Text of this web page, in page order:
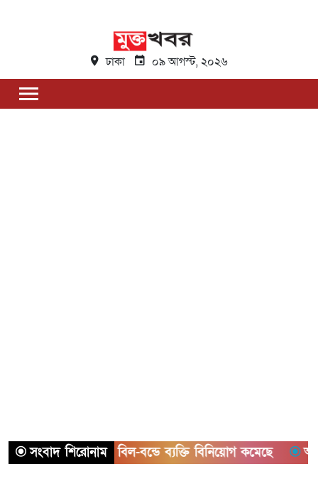
ঢাকা ০৯ আগস্ট, ২০২৬
সংবাদ শিরোনাম
ট্রেজারি বিল-বন্ডে ব্যক্তি বিনিয়োগ কমেছে আইনের